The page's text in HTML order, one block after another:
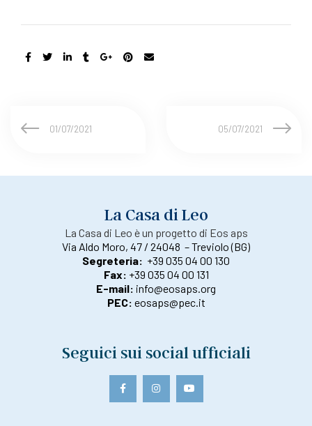
01/07/2021 05/07/2021
La Casa di Leo
La Casa di Leo è un progetto di Eos aps
Via Aldo Moro, 47 / 24048 – Treviolo (BG)
Segreteria: +39 035 04 00 130
Fax: +39 035 04 00 131
E-mail: info@eosaps.org
PEC: eosaps@pec.it
Seguici sui social ufficiali